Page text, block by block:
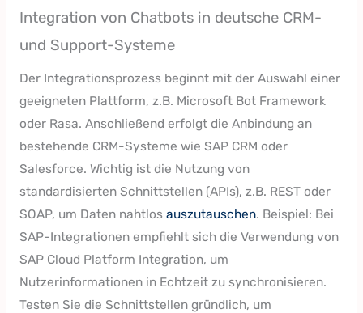
Integration von Chatbots in deutsche CRM-
und Support-Systeme
Der Integrationsprozess beginnt mit der Auswahl einer
geeigneten Plattform, z.B. Microsoft Bot Framework
oder Rasa. Anschließend erfolgt die Anbindung an
bestehende CRM-Systeme wie SAP CRM oder
Salesforce. Wichtig ist die Nutzung von
standardisierten Schnittstellen (APIs), z.B. REST oder
SOAP, um Daten nahtlos auszutauschen. Beispiel: Bei
SAP-Integrationen empfiehlt sich die Verwendung von
SAP Cloud Platform Integration, um
Nutzerinformationen in Echtzeit zu synchronisieren.
Testen Sie die Schnittstellen gründlich, um